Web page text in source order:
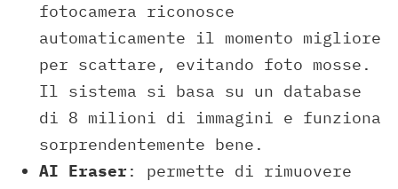
fotocamera riconosce
automaticamente il momento migliore
per scattare, evitando foto mosse.
Il sistema si basa su un database
di 8 milioni di immagini e funziona
sorprendentemente bene.
AI Eraser : permette di rimuovere